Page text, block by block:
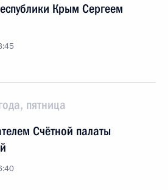
Крым Сергеем
пятница
Счётной палаты